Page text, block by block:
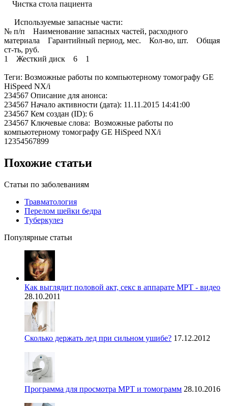
Чистка стола пациента
Используемые запасные части:
№ п/п Наименование запасных частей, расходного
материала Гарантийный период, мес. Кол-во, шт. Общая
ст-ть, руб.
1 Жесткий диск 6 1
Теги: Возможные работы по компьютерному томографу GE
HiSpeed NX/i
234567 Описание для анонса:
234567 Начало активности (дата): 11.11.2015 14:41:00
234567 Кем создан (ID): 6
234567 Ключевые слова: Возможные работы по
компьютерному томографу GE HiSpeed NX/i
12354567899
Похожие статьи
Статьи по заболеваниям
Травматология
Перелом шейки бедра
Туберкулез
Популярные статьи
Как выглядит половой акт, секс в аппарате МРТ - видео
28.10.2011
Сколько держать лед при сильном ушибе? 17.12.2012
Программа для просмотра МРТ и томограмм 28.10.2016